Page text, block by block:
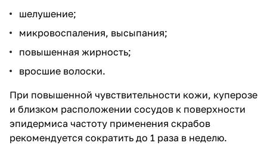
шелушение;
микровоспаления, высыпания;
повышенная жирность;
вросшие волоски.
При повышенной чувствительности кожи, куперозе
и близком расположении сосудов к поверхности
эпидермиса частоту применения скрабов
рекомендуется сократить до 1 раза в неделю.